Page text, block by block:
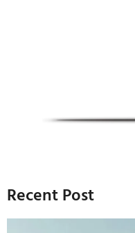
Recent Post